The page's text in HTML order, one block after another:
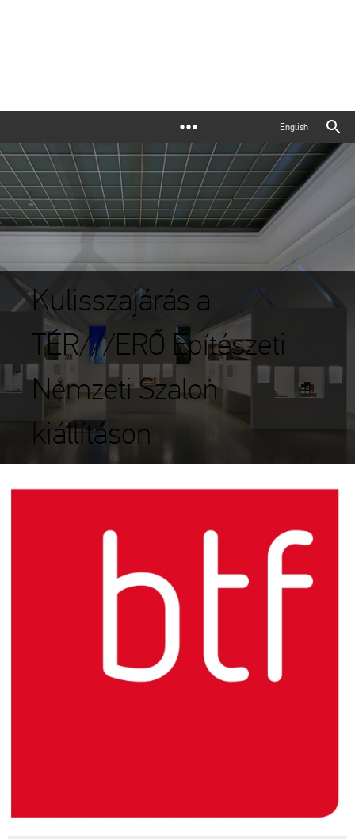
English
Kulisszajárás a
TÉR///ERŐ Építészeti
Nemzeti Szalon
kiállításon